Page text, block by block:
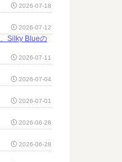
2026-07-18
2026-07-12
Silky Blueの
2026-07-11
2026-07-04
2026-07-01
2026-06-28
2026-06-28